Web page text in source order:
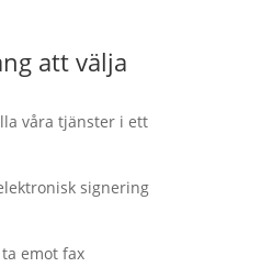
att välja
våra tjänster i ett
signering
emot fax